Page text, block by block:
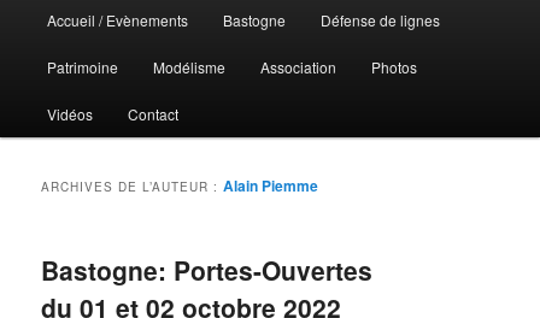
principal
Aller
au
contenu
principal
Aller
au
contenu
secondaire
Accueil / Evènements Bastogne Défense de lignes
Patrimoine Modélisme Association Photos
Vidéos Contact
ARCHIVES DE L’AUTEUR :Alain Piemme
Bastogne: Portes-Ouvertes
du 01 et 02 octobre 2022